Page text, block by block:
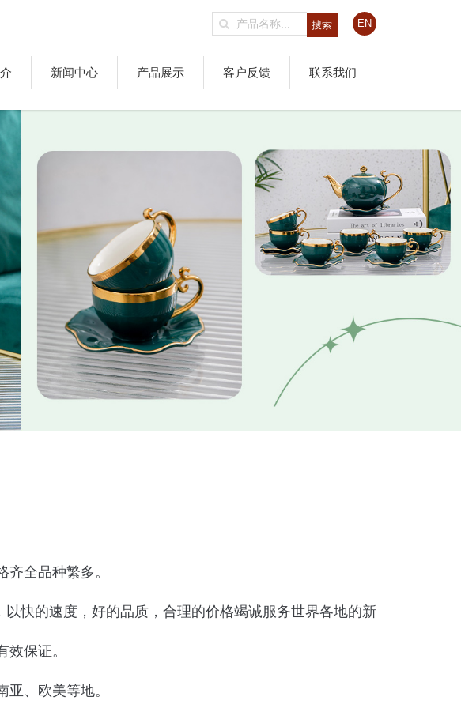
EN
新闻中心 产品展示 客户反馈 联系我们
全品种繁多。
以快的速度，好的品质，合理的价格竭诚服务世界各地的新
保证。
、欧美等地。